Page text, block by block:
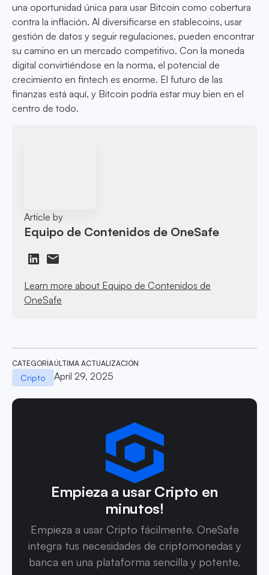
una oportunidad única para usar Bitcoin como cobertura
contra la inflación. Al diversificarse en stablecoins, usar
gestión de datos y seguir regulaciones, pueden encontrar
su camino en un mercado competitivo. Con la moneda
digital convirtiéndose en la norma, el potencial de
crecimiento en fintech es enorme. El futuro de las
finanzas está aquí, y Bitcoin podría estar muy bien en el
centro de todo.
Article by
Equipo de Contenidos de OneSafe
Learn more about Equipo de Contenidos de
OneSafe
CATEGORÍA
Cripto
ÚLTIMA ACTUALIZACIÓN
April 29, 2025
Empieza a usar Cripto en
minutos!
Empieza a usar Cripto fácilmente. OneSafe
integra tus necesidades de criptomonedas y
banca en una plataforma sencilla y potente.